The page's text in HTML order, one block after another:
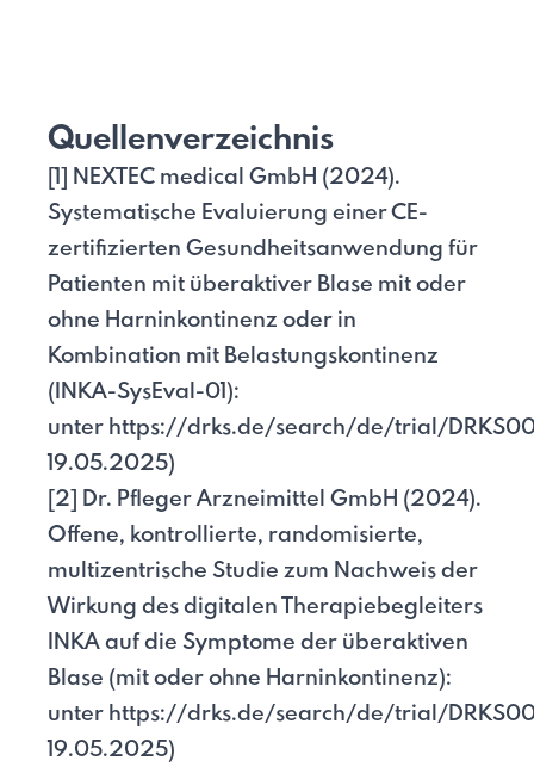
Quellenverzeichnis
[1] NEXTEC medical GmbH (2024).
Systematische Evaluierung einer CE-
zertifizierten Gesundheitsanwendung für
Patienten mit überaktiver Blase mit oder
ohne Harninkontinenz oder in
Kombination mit Belastungskontinenz
(INKA-SysEval-01):
unter https://drks.de/search/de/trial/
19.05.2025)
[2] Dr. Pfleger Arzneimittel GmbH (2024).
Offene, kontrollierte, randomisierte,
multizentrische Studie zum Nachweis der
Wirkung des digitalen Therapiebegleiters
INKA auf die Symptome der überaktiven
Blase (mit oder ohne Harninkontinenz):
unter https://drks.de/search/de/trial/
19.05.2025)